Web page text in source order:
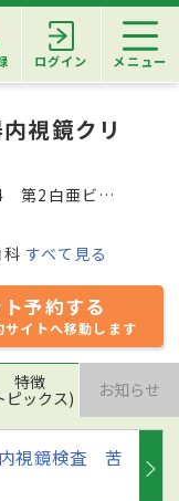
ログイン メニュー
視鏡クリ
2白亜ビル1F
すべて見る
予約する
イトへ移動します
特徴
ピックス) お知らせ
視鏡検査 苦